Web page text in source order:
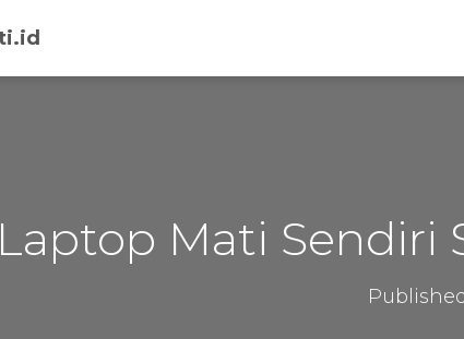
Laptop Mati Sendiri